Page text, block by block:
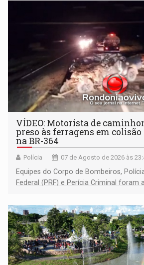
VÍDEO: Motorista de
preso às ferragens em
na BR-364
Polícia 07 de Agosto de 2026 às
Equipes do Corpo de Bombeiros,
Federal (PRF) e Perícia Criminal foram